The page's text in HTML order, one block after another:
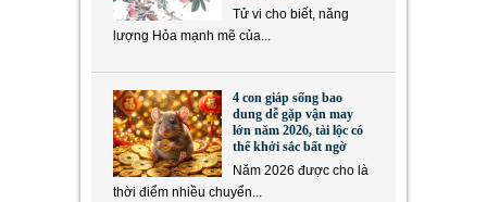
Tử vi cho biết, năng
lượng Hỏa mạnh mẽ của...
4 con giáp sống bao
dung dễ gặp vận may
lớn năm 2026, tài lộc có
thể khởi sắc bất ngờ
Năm 2026 được cho là
thời điểm nhiều chuyển...